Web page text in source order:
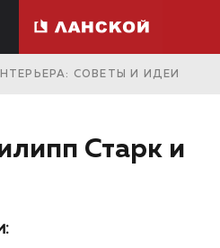
СОВЕТЫ И ИДЕИ
Старк и